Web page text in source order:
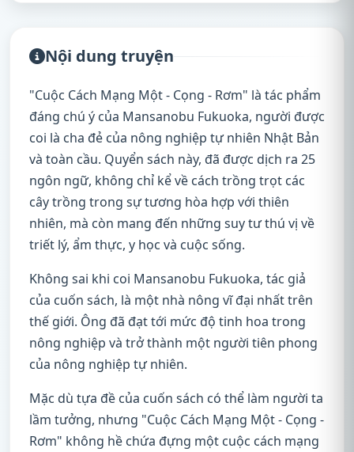
Nội dung truyện
"Cuộc Cách Mạng Một - Cọng - Rơm" là tác phẩm
đáng chú ý của Mansanobu Fukuoka, người được
coi là cha đẻ của nông nghiệp tự nhiên Nhật Bản
và toàn cầu. Quyển sách này, đã được dịch ra 25
ngôn ngữ, không chỉ kể về cách trồng trọt các
cây trồng trong sự tương hòa hợp với thiên
nhiên, mà còn mang đến những suy tư thú vị về
triết lý, ẩm thực, y học và cuộc sống.
Không sai khi coi Mansanobu Fukuoka, tác giả
của cuốn sách, là một nhà nông vĩ đại nhất trên
thế giới. Ông đã đạt tới mức độ tinh hoa trong
nông nghiệp và trở thành một người tiên phong
của nông nghiệp tự nhiên.
Mặc dù tựa đề của cuốn sách có thể làm người ta
lầm tưởng, nhưng "Cuộc Cách Mạng Một - Cọng -
Rơm" không hề chứa đựng một cuộc cách mạng